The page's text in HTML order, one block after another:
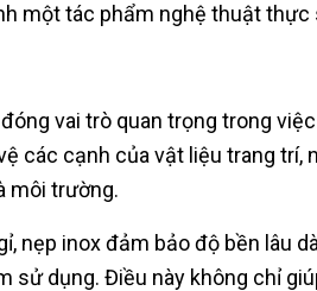
một tác phẩm nghệ thuật thực
vai trò quan trọng trong
các cạnh của vật liệu trang trí,
môi trường.
nẹp inox đảm bảo độ bền lâu
sử dụng. Điều này không chỉ